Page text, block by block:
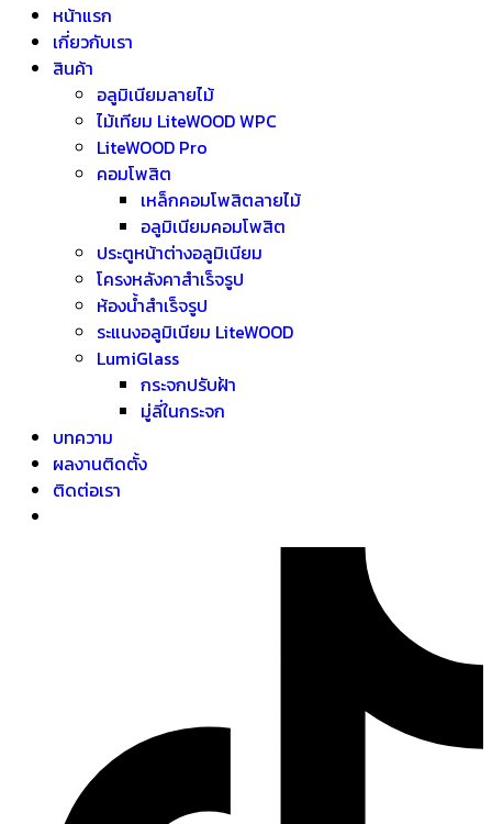
หน้าแรก
เกี่ยวกับเรา
สินค้า
อลูมิเนียมลายไม้
ไม้เทียม LiteWOOD WPC
LiteWOOD Pro
คอมโพสิต
เหล็กคอมโพสิตลายไม้
อลูมิเนียมคอมโพสิต
ประตูหน้าต่างอลูมิเนียม
โครงหลังคาสำเร็จรูป
ห้องน้ำสำเร็จรูป
ระแนงอลูมิเนียม LiteWOOD
LumiGlass
กระจกปรับฝ้า
มู่ลี่ในกระจก
บทความ
ผลงานติดตั้ง
ติดต่อเรา